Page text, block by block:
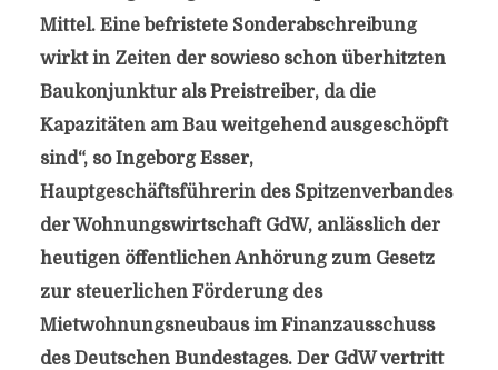
Mittel. Eine befristete Sonderabschreibung
wirkt in Zeiten der sowieso schon überhitzten
Baukonjunktur als Preistreiber, da die
Kapazitäten am Bau weitgehend ausgeschöpft
sind“, so Ingeborg Esser,
Hauptgeschäftsführerin des Spitzenverbandes
der Wohnungswirtschaft GdW, anlässlich der
heutigen öffentlichen Anhörung zum Gesetz
zur steuerlichen Förderung des
Mietwohnungsneubaus im Finanzausschuss
des Deutschen Bundestages. Der GdW vertritt